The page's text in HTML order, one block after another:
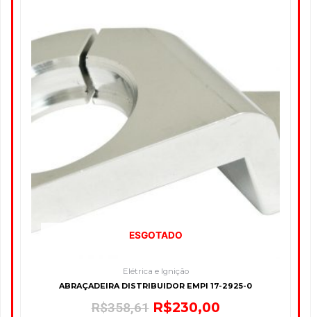
ESGOTADO
Elétrica e Ignição
ABRAÇADEIRA DISTRIBUIDOR EMPI 17-2925-0
R$358,61
preço
original
R$358,61.
R$230,00
R$230,00.